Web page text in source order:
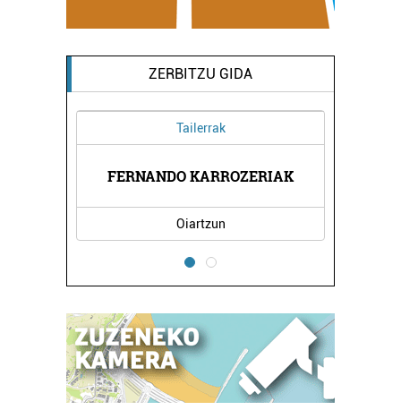
ZERBITZU GIDA
Tailerrak
FERNANDO KARROZERIAK
Oiartzun